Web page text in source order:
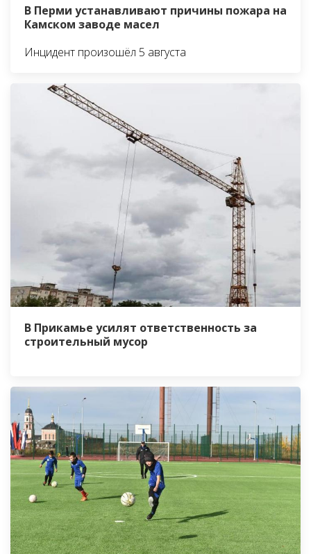
В Перми устанавливают причины пожара на
Камском заводе масел
Инцидент произошёл 5 августа
В Прикамье усилят ответственность за
строительный мусор